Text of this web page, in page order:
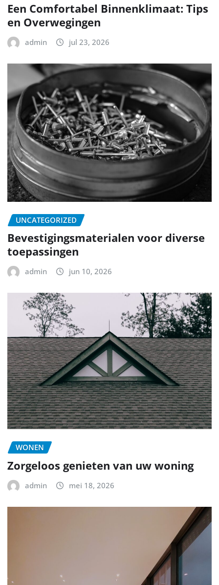
Een Comfortabel Binnenklimaat: Tips
en Overwegingen
admin jul 23, 2026
UNCATEGORIZED
Bevestigingsmaterialen voor diverse
toepassingen
admin jun 10, 2026
WONEN
Zorgeloos genieten van uw woning
admin mei 18, 2026